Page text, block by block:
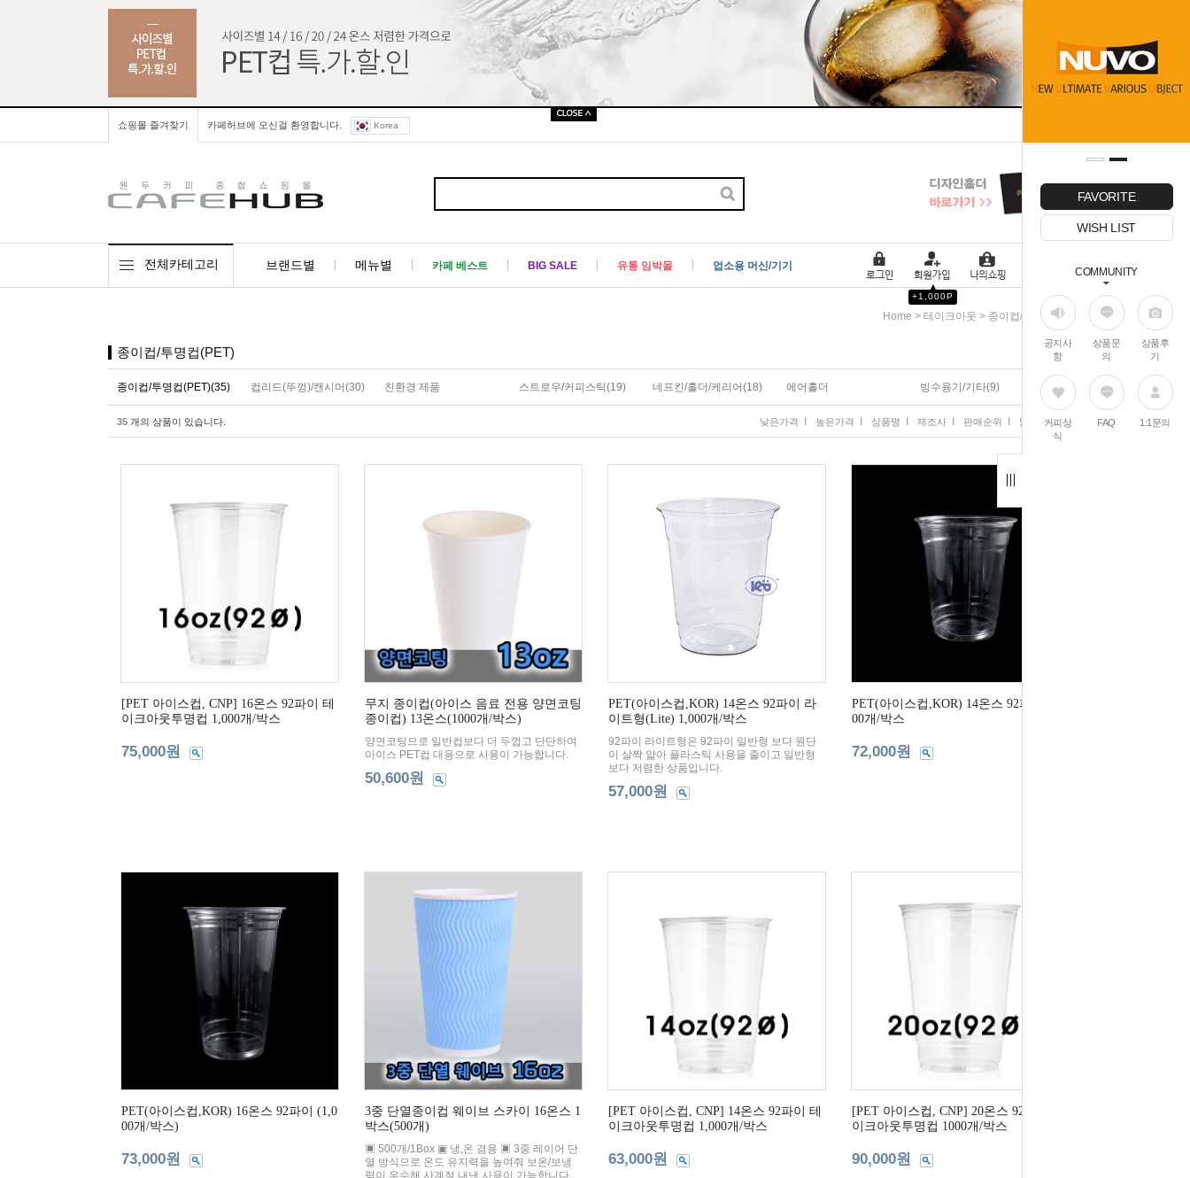
FAVORITE
WISH LIST
COMMUNITY
공지사
항
상품문
의
상품후
기
커피상
식
FAQ 1:1문의
쇼핑몰 즐겨찾기 카페허브에 오신걸 환영합니다. Korea
전체카테고리 브랜드별 메뉴별 카페 베스트 BIG SALE 유통 임박몰 업소용 머신/기기
▲
+1,000P
Home > 테이크아웃 > 종이컵/투명컵(PET)
종이컵/투명컵(PET)
종이컵/투명컵(PET)(35) 컵리드(뚜껑)/캔시머(30) 친환경 제품 스트로우/커피스틱(19) 네프킨/홀더/케리어(18) 에어홀더 빙수용기/기타(9)
35 개의 상품이 있습니다. 낮은가격 높은가격 상품명 제조사 판매순위 많이 본 상품
[PET 아이스컵, CNP] 16온스 92파이 테
이크아웃투명컵 1,000개/박스
75,000원
무지 종이컵(아이스 음료 전용 양면코팅
종이컵) 13온스(1000개/박스)
양면코팅으로 일반컵보다 더 두껍고 단단하여
아이스 PET컵 대용으로 사용이 가능합니다.
50,600원
PET(아이스컵,KOR) 14온스 92파이 라
이트형(Lite) 1,000개/박스
92파이 라이트형은 92파이 일반형 보다 원단
이 살짝 얇아 플라스틱 사용을 줄이고 일반형
보다 저렴한 상품입니다.
57,000원
PET(아이스컵,KOR) 14온스 92파이 1,0
00개/박스
72,000원
PET(아이스컵,KOR) 16온스 92파이 (1,0
00개/박스)
73,000원
3중 단열종이컵 웨이브 스카이 16온스 1
박스(500개)
▣ 500개/1Box ▣ 냉,온 겸용 ▣ 3중 레이어 단
열 방식으로 온도 유지력을 높여줘 보온/보냉
[PET 아이스컵, CNP] 14온스 92파이 테
이크아웃투명컵 1,000개/박스
63,000원
[PET 아이스컵, CNP] 20온스 92파이 테
이크아웃투명컵 1000개/박스
90,000원